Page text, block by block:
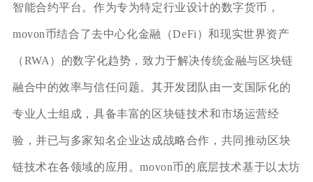
智能合约平台。作为专为特定行业设计的数字货币，
movon币结合了去中心化金融（DeFi）和现实世界资产
（RWA）的数字化趋势，致力于解决传统金融与区块链
融合中的效率与信任问题。其开发团队由一支国际化的
专业人士组成，具备丰富的区块链技术和市场运营经
验，并已与多家知名企业达成战略合作，共同推动区块
链技术在各领域的应用。movon币的底层技术基于以太坊